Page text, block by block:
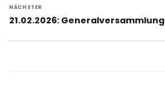
NÄCHSTER
Nächster
21.02.2026: Generalversammlung